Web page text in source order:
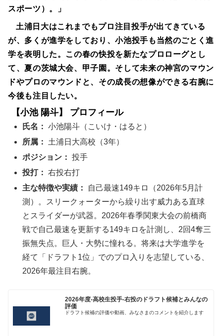
スポーツ）。」
土浦日大はこれまでもプロ注目投手が出てきている
が、多くが進学をしており、小池投手も当然のごとく進
学を表明した。この春の快投を新たなプロローグとし
て、夏の茨城大会、甲子園。そして未来の神宮のマウン
ドやプロのマウンドと、その成長の想像ができる右腕に
今後も注目したい。
【小池 陽斗】 プロフィール
氏名： 小池陽斗（こいけ・はると）
所属：
土浦日大高校（3年）
ポジション： 投手
投打： 右投右打
主な特徴や実績：
自己最速149キロ（2026年5月計
測）。スリークォーターから繰り出す威力ある直球
とスライダーが武器。2026年春季関東大会の前橋商
戦で自己最速を更新する149キロを計測し、2回4奪三
振無失点。巨人・大勢に憧れる。将来は大学進学を
経て「ドラフト1位」でのプロ入りを志望している、
2026年最注目右腕。
2026年度-高校生投手-右投のドラフト候補とみんなの
評価
ドラフト候補の評価や動画、みなさまのコメントを紹介します